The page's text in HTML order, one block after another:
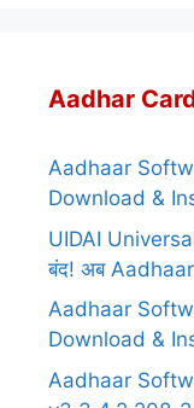
Aadhar
Aadhaar
Download &
UIDAI
बंद! अब
Aadhaar
Download &
Aadhaar